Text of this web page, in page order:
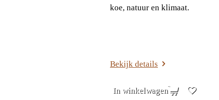
koe, natuur en klimaat.
Bekijk details
In winkelwagen